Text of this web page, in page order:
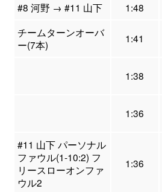
#8 河野 → #11 山下
1:48
チームターンオーバ
ー(7本)
1:41
1:38
1:36
#11 山下 パーソナル
ファウル(1-10:2) フ
リースローオンファ
ウル2
1:36